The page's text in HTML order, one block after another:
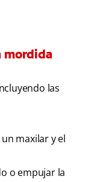
mordida
las
maxilar y el
o empujar la